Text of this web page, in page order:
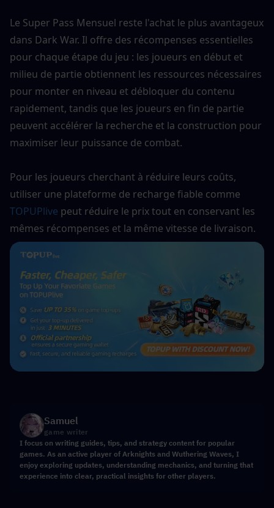
Le Super Pass Mensuel reste l'achat le plus avantageux
dans Dark War. Il offre des récompenses essentielles
pour chaque étape du jeu : les joueurs en début et
milieu de partie obtiennent les ressources nécessaires
pour monter en niveau et débloquer du contenu
rapidement, tandis que les joueurs en fin de partie
peuvent accélérer la recherche et la construction pour
maximiser leur puissance de combat.
Pour les joueurs cherchant à réduire leurs coûts,
utiliser une plateforme de recharge fiable comme
TOPUPlive peut réduire le prix tout en conservant les
mêmes récompenses et la même vitesse de livraison.
Samuel
game writer
I focus on writing guides, tips, and strategy content for popular
games. As an active player of Arknights and Wuthering Waves, I
enjoy exploring updates, understanding mechanics, and turning that
experience into clear, practical insights for other players.